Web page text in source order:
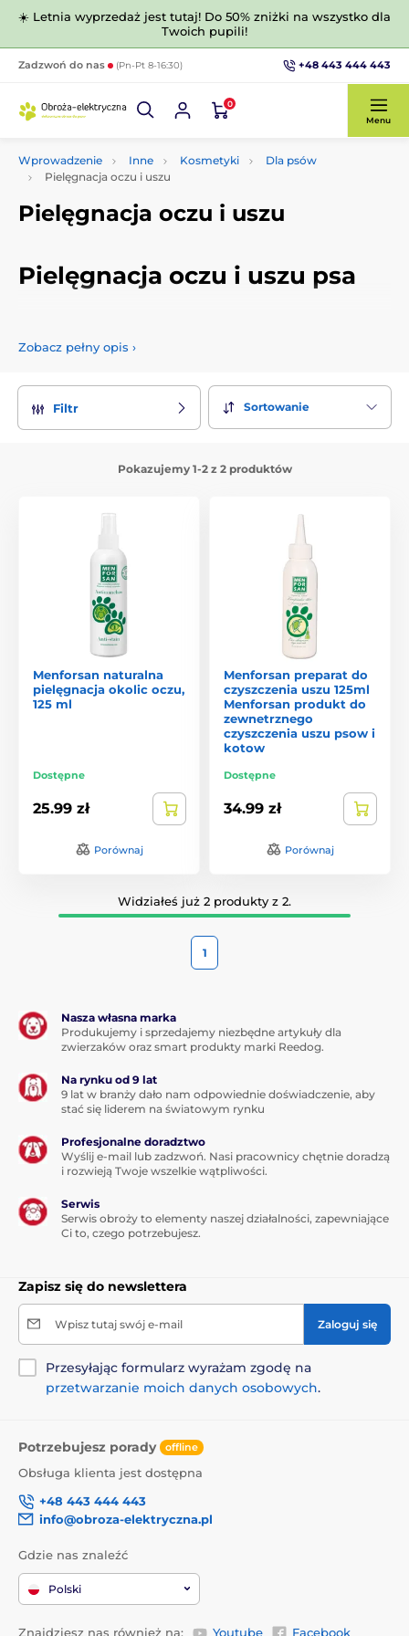
☀️ Letnia wyprzedaż jest tutaj! Do 50% zniżki na wszystko dla
Twoich pupili!
Zadzwoń do nas (Pn-Pt 8-16:30) +48 443 444 443
0
Menu
Wprowadzenie Inne Kosmetyki
Dla psów
Pielęgnacja oczu i uszu
Pielęgnacja oczu i uszu
Pielęgnacja oczu i uszu psa
są wysokiej jakości produkty
nieprzyjmeności czy ewentualnej wizyty u weterynarza.
Przygotowaliśmy dla Ciebie wysokiej jakości, sprawdzone,
Zobacz pełny opis ›
Filtr Sortowanie
Pokazujemy 1-2 z 2 produktów
Menforsan naturalna
pielęgnacja okolic oczu,
125 ml
Dostępne
25.99 zł
Porównaj
Menforsan preparat do
czyszczenia uszu 125ml
Menforsan produkt do
zewnetrznego
czyszczenia uszu psow i
kotow
Dostępne
34.99 zł
Porównaj
Widziałeś już 2 produkty z 2.
1
Nasza własna marka
Produkujemy i sprzedajemy niezbędne artykuły dla
zwierzaków oraz smart produkty marki Reedog.
Na rynku od 9 lat
9 lat w branży dało nam odpowiednie doświadczenie, aby
stać się liderem na światowym rynku
Profesjonalne doradztwo
Wyślij e-mail lub zadzwoń. Nasi pracownicy chętnie doradzą
i rozwieją Twoje wszelkie wątpliwości.
Serwis
Serwis obroży to elementy naszej działalności, zapewniające
Ci to, czego potrzebujesz.
Zapisz się do newslettera
Wpisz tutaj swój e-mail Zaloguj się
Przesyłając formularz wyrażam zgodę na
przetwarzanie moich danych osobowych.
Potrzebujesz porady offline
Obsługa klienta jest dostępna
+48 443 444 443
info@obroza-elektryczna.pl
Gdzie nas znaleźć
Polski
Znajdziesz nas również na: Youtube Facebook